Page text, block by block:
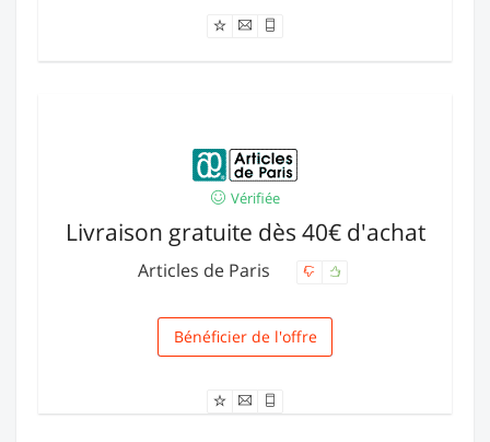
Vérifiée
Livraison gratuite dès 40€ d'achat
Articles de Paris
Livraison
Bénéficier de l'offre